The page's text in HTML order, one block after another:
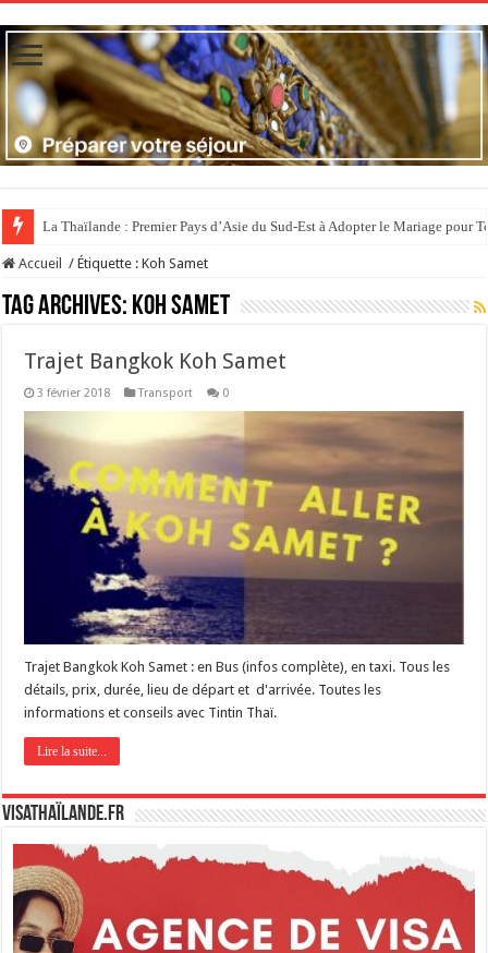
La Thaïlande : Premier Pays d’Asie du Sud-Est à Adopter le Mariage pour
Accueil / Étiquette :Koh Samet
Tag Archives: Koh Samet
Trajet Bangkok Koh Samet
3 février 2018 Transport 0
Trajet Bangkok Koh Samet : en Bus (infos complète), en taxi. Tous les
détails, prix, durée, lieu de départ et d'arrivée. Toutes les
informations et conseils avec Tintin Thaï.
Lire la suite...
VisaThaïlande.fr